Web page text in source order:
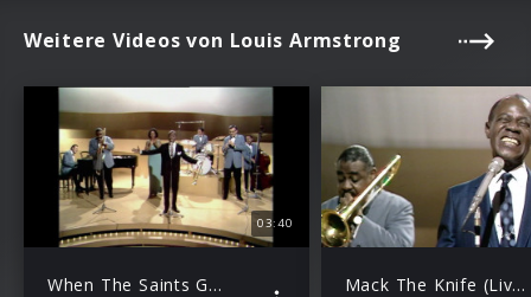
Weitere Videos von Louis Armstrong
03:40
When The Saints Go Marching In (Live At The BBC) Mack The Knife (Live at the BBC)